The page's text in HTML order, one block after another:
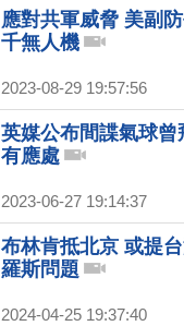
應對共軍威脅 美副
千無人機
2023-08-29 19:57:56
英媒公布間諜氣球
有應處
2023-06-27 19:14:37
布林肯抵北京 或提
羅斯問題
2024-04-25 19:37:40